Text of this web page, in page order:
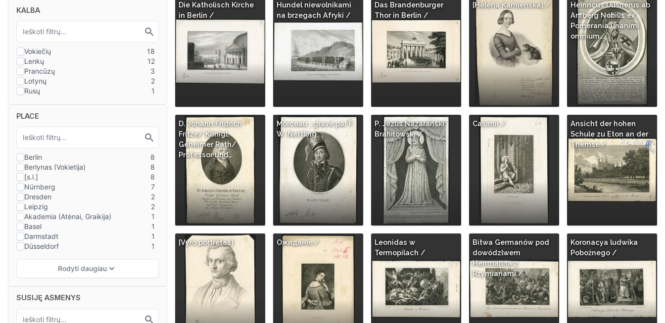
KALBA
PLACE
SUSIJĘ ASMENYS
Die Katholisch Kirche
in Berlin /
Hundel niewolnikami
na brzegach Afryki /
Das Brandenburger
Thor in Berlin /
[Helena Kamieńska] /
Heinricus Dusnerus ab
Arffberg Nobilis ex
Pomerania unanimi
omnium…
D. Johann Fridrich
Fritze/ Königl:
Geheimer Rath/
Professor und…
Morceau ; gravé par F.
W. Nettling
P. Jezus Nazarański
Brahiłowski /
Casimir /
Ansicht der hohen
Schule zu Eton an der
Themse /
[Vyro portretas] Ожиданie /
Leonidas w
Termopilach /
Bitwa Germanów pod
dowódzlwem
Herrmanna z
Rzymianami /
Koronacya ludwika
Pobożnego /